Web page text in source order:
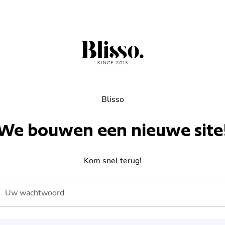
Blisso
bouwen een nieuwe
Kom snel terug!
wachtwoord